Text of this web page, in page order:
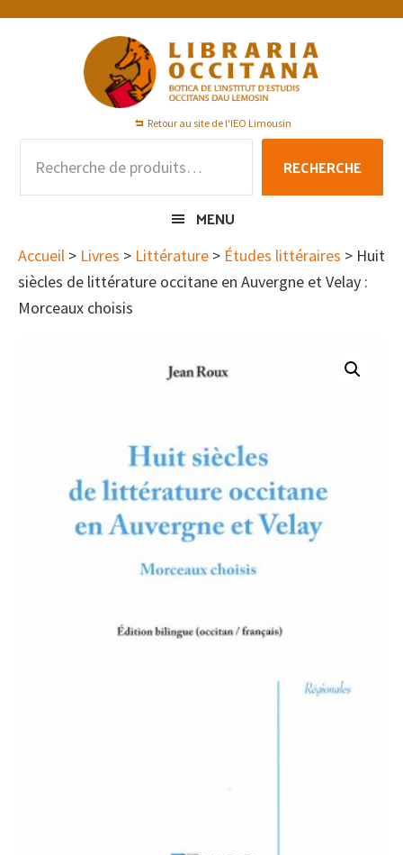
Passer
Passer
Passer
Retour au site de l'IEO Limousin
pour :
RECHERCHE
MENU
Accueil > Livres > Littérature > Études littéraires > Huit
siècles de littérature occitane en Auvergne et Velay :
Morceaux choisis